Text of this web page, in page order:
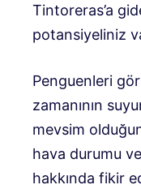
Tintoreras’a
potansiyeliniz
Penguenleri
zamanının
mevsim
hava durumu
hakkında fikir